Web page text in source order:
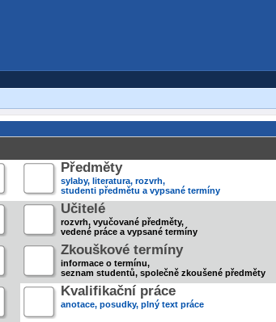
Předměty
sylaby, literatura, rozvrh,
studenti předmětu a vypsané termíny
Učitelé
rozvrh, vyučované předměty,
vedené práce a vypsané termíny
Zkouškové termíny
informace o termínu,
seznam studentů, společně zkoušené předměty
Kvalifikační práce
anotace, posudky, plný text práce